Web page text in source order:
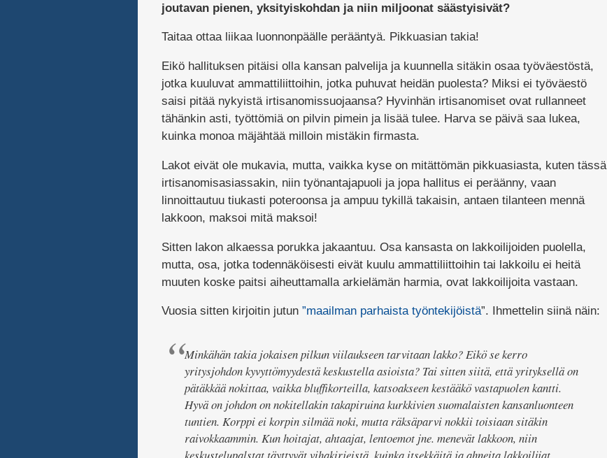
joutavan pienen, yksityiskohdan ja niin miljoonat säästyisivät?
Taitaa ottaa liikaa luonnonpäälle perääntyä. Pikkuasian takia!
Eikö hallituksen pitäisi olla kansan palvelija ja kuunnella sitäkin osaa työväestöstä,
jotka kuuluvat ammattiliittoihin, jotka puhuvat heidän puolesta? Miksi ei työväestö
saisi pitää nykyistä irtisanomissuojaansa? Hyvinhän irtisanomiset ovat rullanneet
tähänkin asti, työttömiä on pilvin pimein ja lisää tulee. Harva se päivä saa lukea,
kuinka monoa mäjähtää milloin mistäkin firmasta.
Lakot eivät ole mukavia, mutta, vaikka kyse on mitättömän pikkuasiasta, kuten tässä
irtisanomisasiassakin, niin työnantajapuoli ja jopa hallitus ei peräänny, vaan
linnoittautuu tiukasti poteroonsa ja ampuu tykillä takaisin, antaen tilanteen mennä
lakkoon, maksoi mitä maksoi!
Sitten lakon alkaessa porukka jakaantuu. Osa kansasta on lakkoilijoiden puolella,
mutta, osa, jotka todennäköisesti eivät kuulu ammattiliittoihin tai lakkoilu ei heitä
muuten koske paitsi aiheuttamalla arkielämän harmia, ovat lakkoilijoita vastaan.
Vuosia sitten kirjoitin jutun ”maailman parhaista työntekijöistä”. Ihmettelin siinä näin:
Minkähän takia jokaisen pilkun viilaukseen tarvitaan lakko? Eikö se kerro
yritysjohdon kyvyttömyydestä keskustella asioista? Tai sitten siitä, että yrityksellä on
pätäkkää nokittaa, vaikka bluffikorteilla, katsoakseen kestääkö vastapuolen kantti.
Hyvä on johdon on nokitellakin takapiruina kurkkivien suomalaisten kansanluonteen
tuntien. Korppi ei korpin silmää noki, mutta räksäparvi nokkii toisiaan sitäkin
raivokkaammin. Kun hoitajat, ahtaajat, lentoemot jne. menevät lakkoon, niin